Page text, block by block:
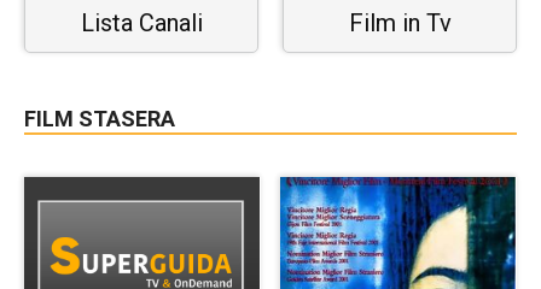
Lista Canali Film in Tv
FILM STASERA